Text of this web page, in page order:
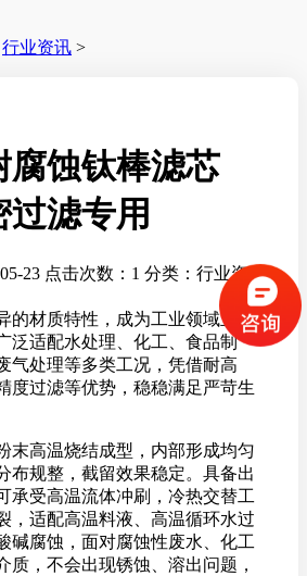
行业资讯 >
腐蚀钛棒滤芯
滤专用
23 点击次数：1 分类：行业资
的材质特性，成为工业领域主流
泛适配水处理、化工、食品制
气处理等多类工况，凭借耐高
度过滤等优势，稳稳满足严苛生
末高温烧结成型，内部形成均匀
布规整，截留效果稳定。具备出
承受高温流体冲刷，冷热交替工
，适配高温料液、高温循环水过
碱腐蚀，面对腐蚀性废水、化工
质，不会出现锈蚀、溶出问题，